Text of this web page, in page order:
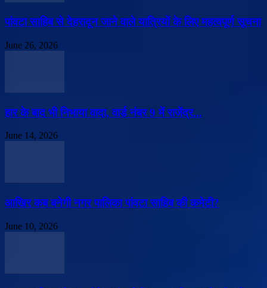
पांवटा साहिब से देहरादून जाने वाले यात्रियों के लिए महत्वपूर्ण सूचना
June 26, 2026
हार के बाद भी निभाया वादा, वार्ड नंबर 9 में राजेंद्र...
June 14, 2026
आखिर कब बनेगी नगर पालिका पांवटा साहिब की कमेटी?
June 10, 2026